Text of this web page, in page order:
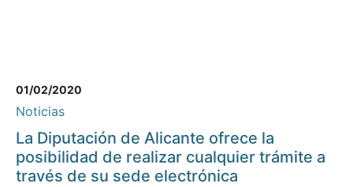
01/02/2020
Noticias
La Diputación de Alicante ofrece la
posibilidad de realizar cualquier trámite a
través de su sede electrónica